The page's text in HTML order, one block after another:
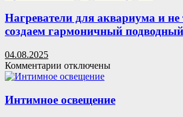
из
Китая:
что
чтобы
всё
гладко
Нагреватели для аквариума и не
создаем гармоничный
04.08.2025
Комментарии к
записи
для
аквариума
отключены
Интимное освещение